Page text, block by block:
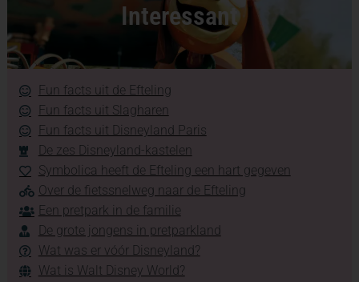
Interessant
Fun facts uit de Efteling
Fun facts uit Slagharen
Fun facts uit Disneyland Paris
De zes Disneyland-kastelen
Symbolica heeft de Efteling een hart gegeven
Over de fietssnelweg naar de Efteling
Een pretpark in de familie
De grote jongens in pretparkland
Wat was er vóór Disneyland?
Wat is Walt Disney World?